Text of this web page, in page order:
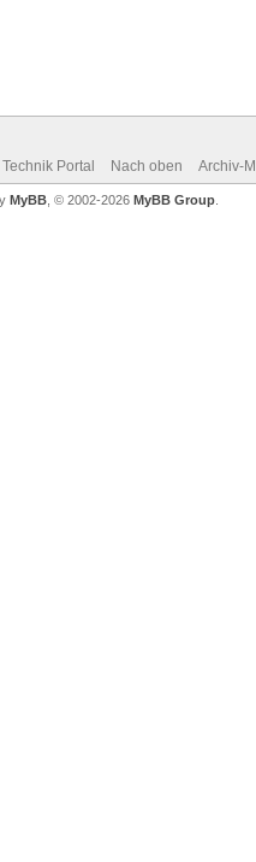
Portal Nach oben Archiv-
MyBB , © 2002-2026 MyBB Group